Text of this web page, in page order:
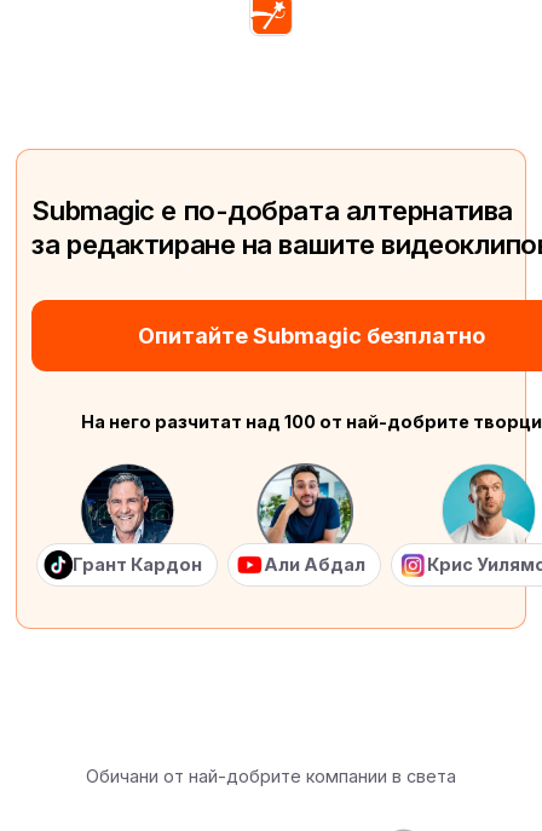
Submagic е по-добрата алтернатива
за редактиране на вашите
Опитайте Submagic безплатно
На него разчитат над 100 от най-добрите творци
Грант Кардон Али Абдал Крис
Обичани от най-добрите компании в света